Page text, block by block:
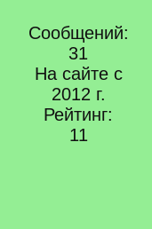
Сообщений:
31
На сайте с
2012 г.
Рейтинг:
11